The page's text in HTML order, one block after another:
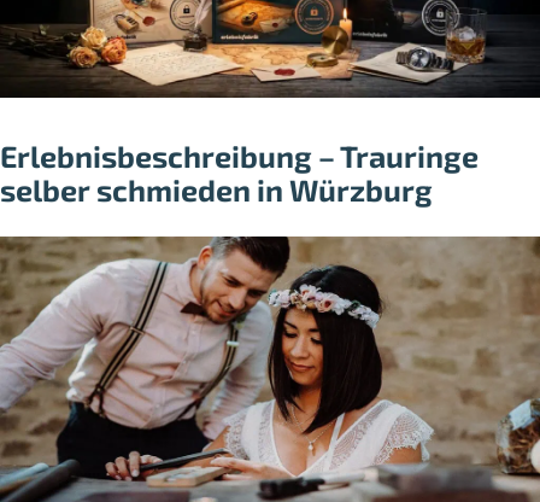
Erlebnisbeschreibung – Trauringe
selber schmieden in Würzburg